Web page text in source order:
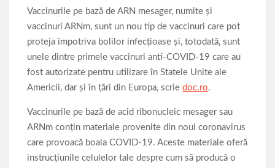
Vaccinurile pe bază de ARN mesager, numite și
vaccinuri ARNm, sunt un nou tip de vaccinuri care pot
proteja împotriva bolilor infecțioase și, totodată, sunt
unele dintre primele vaccinuri anti-COVID-19 care au
fost autorizate pentru utilizare în Statele Unite ale
Americii, dar și în țări din Europa, scriedoc.ro.
Vaccinurile pe bază de acid ribonucleic mesager sau
ARNm conțin materiale provenite din noul coronavirus
care provoacă boala COVID-19. Aceste materiale oferă
instrucțiunile celulelor tale despre cum să producă o